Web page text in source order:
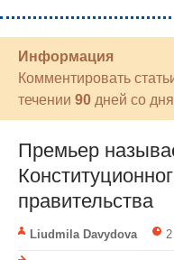
Информация
Комментировать
течении 90 дней со
Премьер
правительства
Liudmila Davydova